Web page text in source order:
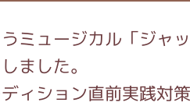
ミュージカル「ジャ
ました。
ィション直前実践対
フォメーション